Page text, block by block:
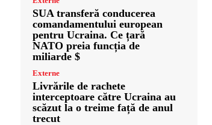
SUA transferă conducerea
comandamentului european
pentru Ucraina. Ce țară
NATO preia funcția de
miliarde $
Externe
Livrările de rachete
interceptoare către Ucraina au
scăzut la o treime față de anul
trecut